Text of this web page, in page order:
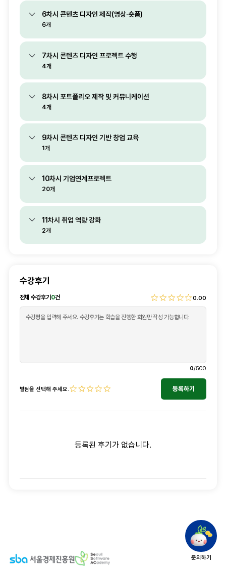
6차시 콘텐츠 디자인 제작(영상·숏폼)
6개
7차시 콘텐츠 디자인 프로젝트 수행
4개
8차시 포트폴리오 제작 및 커뮤니케이션
4개
9차시 콘텐츠 디자인 기반 창업 교육
1개
10차시 기업연계프로젝트
20개
11차시 취업 역량 강화
2개
수강후기
전체 수강후기0건 0.00
후기내용
0/500
별점을 선택해 주세요. 등록하기
등록된 후기가 없습니다.
문의하기